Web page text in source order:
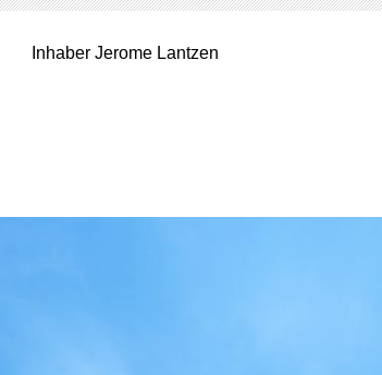
Inhaber Jerome Lantzen